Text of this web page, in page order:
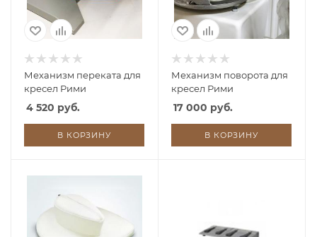
Механизм переката для
кресел Рими
4 520 руб.
В КОРЗИНУ
Механизм поворота для
кресел Рими
17 000 руб.
В КОРЗИНУ